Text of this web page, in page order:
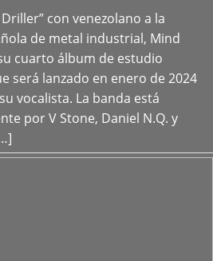
con venezolano a la
de metal industrial, Mind
cuarto álbum de estudio
será lanzado en enero de 2024
vocalista. La banda está
por V Stone, Daniel N.Q. y
+